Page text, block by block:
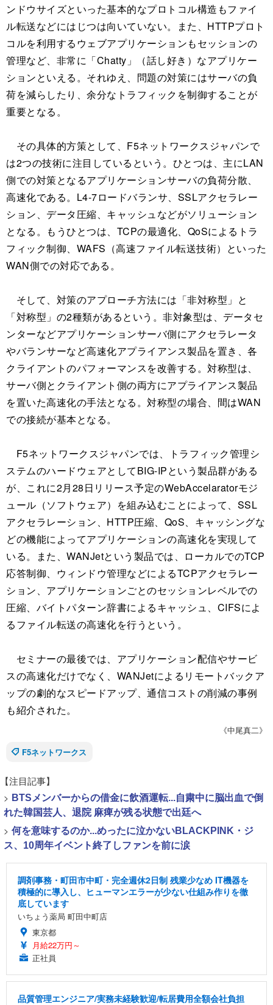
ンドウサイズといった基本的なプロトコル構造もファイ
ル転送などにはじつは向いていない。また、HTTPプロト
コルを利用するウェブアプリケーションもセッションの
管理など、非常に「Chatty」（話し好き）なアプリケー
ションといえる。それゆえ、問題の対策にはサーバの負
荷を減らしたり、余分なトラフィックを制御することが
重要となる。
その具体的方策として、F5ネットワークスジャパンで
は2つの技術に注目しているという。ひとつは、主にLAN
側での対策となるアプリケーションサーバの負荷分散、
高速化である。L4-7ロードバランサ、SSLアクセラレー
ション、データ圧縮、キャッシュなどがソリューション
となる。もうひとつは、TCPの最適化、QoSによるトラ
フィック制御、WAFS（高速ファイル転送技術）といった
WAN側での対応である。
そして、対策のアプローチ方法には「非対称型」と
「対称型」の2種類があるという。非対象型は、データセ
ンターなどアプリケーションサーバ側にアクセラレータ
やバランサーなど高速化アプライアンス製品を置き、各
クライアントのパフォーマンスを改善する。対称型は、
サーバ側とクライアント側の両方にアプライアンス製品
を置いた高速化の手法となる。対称型の場合、間はWAN
での接続が基本となる。
F5ネットワークスジャパンでは、トラフィック管理シ
ステムのハードウェアとしてBIG-IPという製品群がある
が、これに2月28日リリース予定のWebAccelaratorモジ
ュール（ソフトウェア）を組み込むことによって、SSL
アクセラレーション、HTTP圧縮、QoS、キャッシングな
どの機能によってアプリケーションの高速化を実現して
いる。また、WANJetという製品では、ローカルでのTCP
応答制御、ウィンドウ管理などによるTCPアクセラレー
ション、アプリケーションごとのセッションレベルでの
圧縮、バイトパターン辞書によるキャッシュ、CIFSによ
るファイル転送の高速化を行うという。
セミナーの最後では、アプリケーション配信やサービ
スの高速化だけでなく、WANJetによるリモートバックア
ップの劇的なスピードアップ、通信コストの削減の事例
も紹介された。
《中尾真二》
F5ネットワークス
【注目記事】
> BTSメンバーからの借金に飲酒運転...自粛中に脳出血で倒
れた韓国芸人、退院 麻痺が残る状態で出廷へ
> 何を意味するのか...めったに泣かないBLACKPINK・ジ
ス、10周年イベント終了しファンを前に涙
調剤事務・町田市中町・完全週休2日制 残業少なめ IT機器を
積極的に導入し、ヒューマンエラーが少ない仕組み作りを徹
底しています
いちょう薬局 町田中町店
東京都
月給22万円～
正社員
品質管理エンジニア/実務未経験歓迎/転居費用全額会社負担